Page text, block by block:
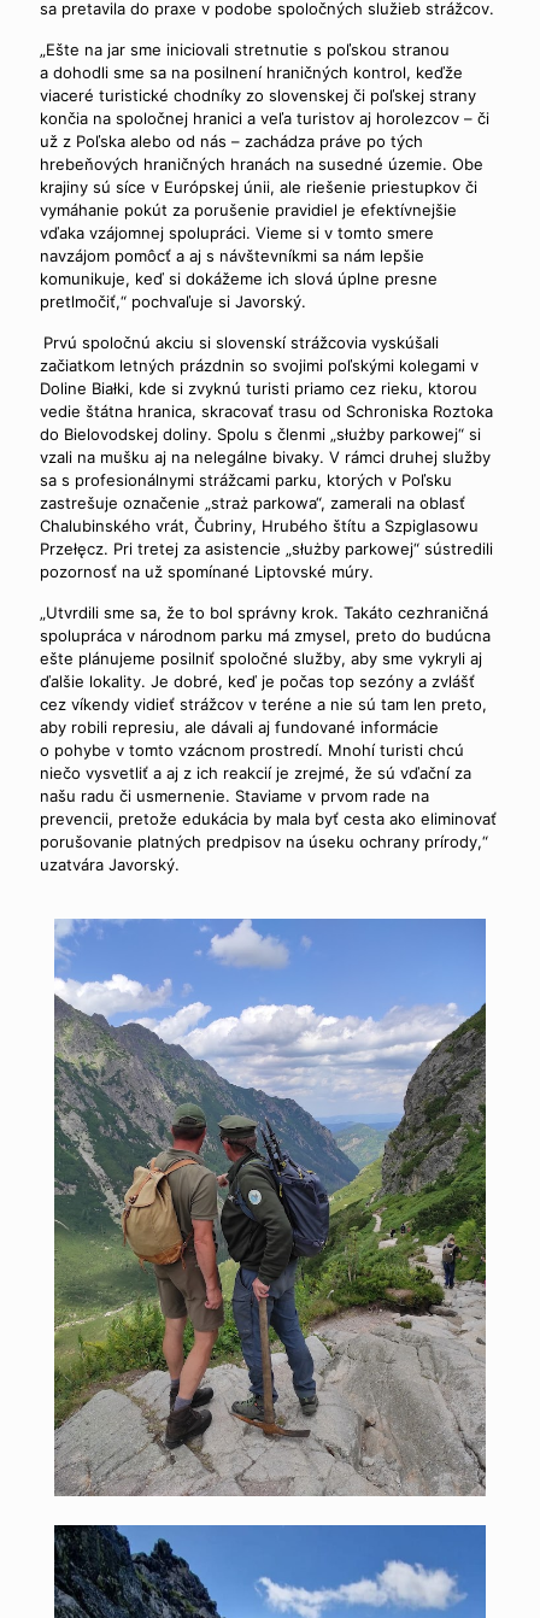
sa pretavila do praxe v podobe spoločných služieb strážcov.
„Ešte na jar sme iniciovali stretnutie s poľskou stranou
a dohodli sme sa na posilnení hraničných kontrol, keďže
viaceré turistické chodníky zo slovenskej či poľskej strany
končia na spoločnej hranici a veľa turistov aj horolezcov – či
už z Poľska alebo od nás – zachádza práve po tých
hrebeňových hraničných hranách na susedné územie. Obe
krajiny sú síce v Európskej únii, ale riešenie priestupkov či
vymáhanie pokút za porušenie pravidiel je efektívnejšie
vďaka vzájomnej spolupráci. Vieme si v tomto smere
navzájom pomôcť a aj s návštevníkmi sa nám lepšie
komunikuje, keď si dokážeme ich slová úplne presne
pretlmočiť,“ pochvaľuje si Javorský.
Prvú spoločnú akciu si slovenskí strážcovia vyskúšali
začiatkom letných prázdnin so svojimi poľskými kolegami v
Doline Białki, kde si zvyknú turisti priamo cez rieku, ktorou
vedie štátna hranica, skracovať trasu od Schroniska Roztoka
do Bielovodskej doliny. Spolu s členmi „służby parkowej“ si
vzali na mušku aj na nelegálne bivaky. V rámci druhej služby
sa s profesionálnymi strážcami parku, ktorých v Poľsku
zastrešuje označenie „straż parkowa“, zamerali na oblasť
Chalubinského vrát, Čubriny, Hrubého štítu a Szpiglasowu
Przełęcz. Pri tretej za asistencie „służby parkowej“ sústredili
pozornosť na už spomínané Liptovské múry.
„Utvrdili sme sa, že to bol správny krok. Takáto cezhraničná
spolupráca v národnom parku má zmysel, preto do budúcna
ešte plánujeme posilniť spoločné služby, aby sme vykryli aj
ďalšie lokality. Je dobré, keď je počas top sezóny a zvlášť
cez víkendy vidieť strážcov v teréne a nie sú tam len preto,
aby robili represiu, ale dávali aj fundované informácie
o pohybe v tomto vzácnom prostredí. Mnohí turisti chcú
niečo vysvetliť a aj z ich reakcií je zrejmé, že sú vďační za
našu radu či usmernenie. Staviame v prvom rade na
prevencii, pretože edukácia by mala byť cesta ako eliminovať
porušovanie platných predpisov na úseku ochrany prírody,“
uzatvára Javorský.